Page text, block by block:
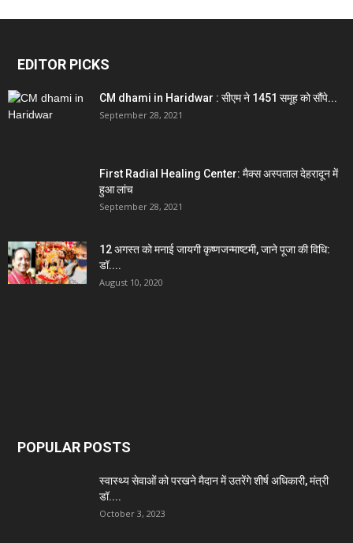
EDITOR PICKS
CM dhami in Haridwar : सीएम ने 1451 समूह को सौंपे...
September 28, 2021
First Radial Healing Center: मैक्स अस्पताल देहरादून में
हुआ लांच
September 28, 2021
12 अगस्त को मनाई जायगी कृष्णजन्माष्टमी, जाने पूजा की विधि:
डॉ....
August 10, 2020
POPULAR POSTS
स्वास्थ्य सेवाओं को परखने मैदान में उतरेंगे शीर्ष अधिकारी, मंत्री
डॉ....
October 3, 2023